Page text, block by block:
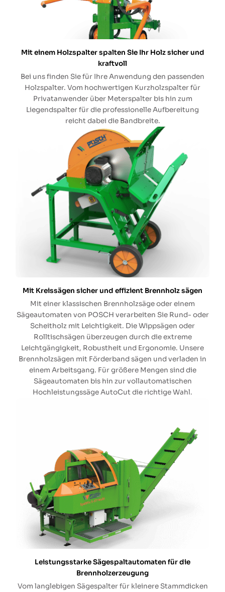
Mit einem Holzspalter spalten Sie Ihr Holz sicher und
kraftvoll
Bei uns finden Sie für Ihre Anwendung den passenden
Holzspalter. Vom hochwertigen Kurzholzspalter für
Privatanwender über Meterspalter bis hin zum
Liegendspalter für die professionelle Aufbereitung
reicht dabei die Bandbreite.
Mit Kreissägen sicher und effizient Brennholz sägen
Mit einer klassischen Brennholzsäge oder einem
Sägeautomaten von POSCH verarbeiten Sie Rund- oder
Scheitholz mit Leichtigkeit. Die Wippsägen oder
Rolltischsägen überzeugen durch die extreme
Leichtgängigkeit, Robustheit und Ergonomie. Unsere
Brennholzsägen mit Förderband sägen und verladen in
einem Arbeitsgang. Für größere Mengen sind die
Sägeautomaten bis hin zur vollautomatischen
Hochleistungssäge AutoCut die richtige Wahl.
Leistungsstarke Sägespaltautomaten für die
Brennholzerzeugung
Vom langlebigen Sägespalter für kleinere Stammdicken